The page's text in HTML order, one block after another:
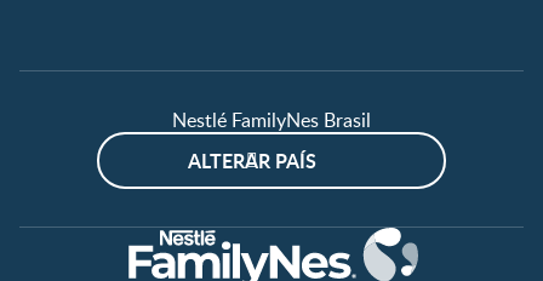
Nestlé FamilyNes Brasil
ALTERAR PAÍS